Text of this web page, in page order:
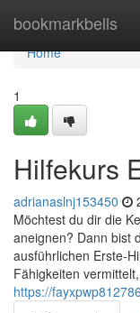
bookmarkbells
Home
Home
1
Hilfekurs
adrianaslnj153450
Möchtest du dir die
aneignen? Dann bist
ausführlichen Erste-
Fähigkeiten
https://